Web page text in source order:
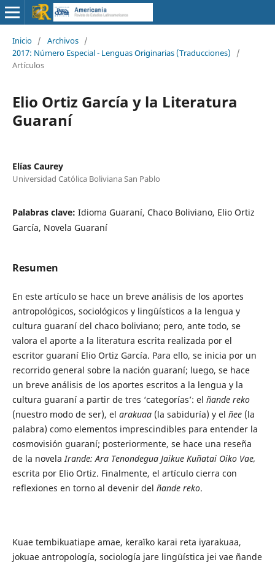
Inicio / Archivos /
2017: Número Especial - Lenguas Originarias (Traducciones)
/
Artículos
Elio Ortiz García y la Literatura
Guaraní
Elías Caurey
Universidad Católica Boliviana San Pablo
Palabras clave: Idioma Guaraní, Chaco Boliviano, Elio Ortiz
García, Novela Guaraní
Resumen
En este artículo se hace un breve análisis de los aportes
antropológicos, sociológicos y lingüísticos a la lengua y
cultura guaraní del chaco boliviano; pero, ante todo, se
valora el aporte a la literatura escrita realizada por el
escritor guaraní Elio Ortiz García. Para ello, se inicia por un
recorrido general sobre la nación guaraní; luego, se hace
un breve análisis de los aportes escritos a la lengua y la
cultura guaraní a partir de tres ‘categorías’: el ñande reko
(nuestro modo de ser), el arakuaa(la sabiduría) y el ñee(la
palabra) como elementos imprescindibles para entender la
cosmovisión guaraní; posteriormente, se hace una reseña
de la novelaIrande: Ara Tenondegua Jaikue Kuñatai Oiko Vae,
escrita por Elio Ortiz. Finalmente, el artículo cierra con
reflexiones en torno al devenir del ñande reko.
Kuae tembikuatiape amae, keraïko karai reta iyarakuaa,
jokuae antropología, sociología jare lingüística jei vae ñande